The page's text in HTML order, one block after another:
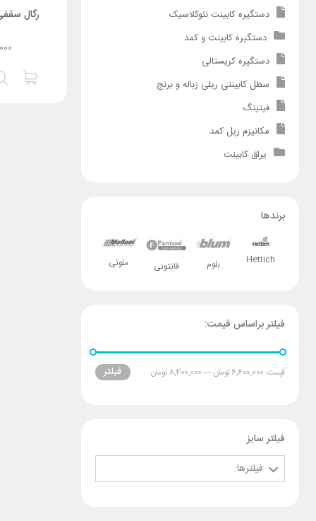
رگال سقفی کد
دستگیره کابینت نئوکلاسیک
دستگیره کابینت و کمد
دستگیره کریستالی
سطل کابینتی ریلی زباله و برنج
فیتینگ
مکانیزم ریل کمد
یراق کابینت
برندها
Hettich بلوم فانتونی ملونی
فیلتر براساس قیمت:
فیلتر قیمت: 6,600,000 تومان —8,400,000 تومان
فیلتر سایز
فیلترها: